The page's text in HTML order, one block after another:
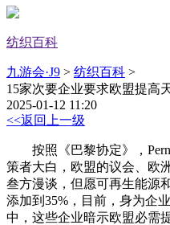
纺织百科
九游会·J9 > 纺织百科 >
15家次要企业要求欧盟提高
2025-01-12 11:20
<<返回上一级
按照《巴黎协定》，
策者大白，欧盟的议会、欧
叁方漫谈，但愿可再生能源
添加到35%，目前，身为企
中，这些企业暗示欧盟必需